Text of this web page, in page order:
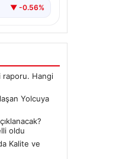
▼ -0.56%
raporu. Hangi
Yolcuya
oldu
Kalite ve